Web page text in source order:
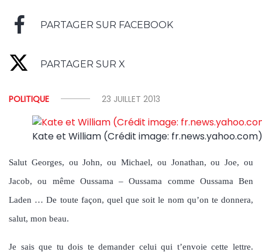
PARTAGER SUR FACEBOOK
PARTAGER SUR X
POLITIQUE 23 JUILLET 2013
Kate et William (Crédit image: fr.news.yahoo.com)
Salut Georges, ou John, ou Michael, ou Jonathan, ou Joe, ou
Jacob, ou même Oussama – Oussama comme Oussama Ben
Laden … De toute façon, quel que soit le nom qu’on te donnera,
salut, mon beau.
Je sais que tu dois te demander celui qui t’envoie cette lettre.